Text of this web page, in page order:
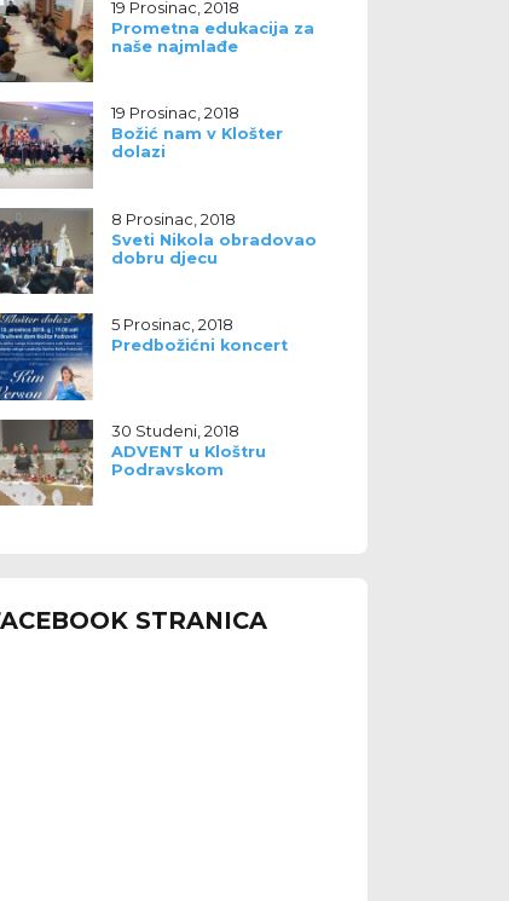
19 Prosinac, 2018
Prometna edukacija za
naše najmlađe
19 Prosinac, 2018
Božić nam v Klošter
dolazi
8 Prosinac, 2018
Sveti Nikola obradovao
dobru djecu
5 Prosinac, 2018
Predbožićni koncert
30 Studeni, 2018
ADVENT u Kloštru
Podravskom
STRANICA